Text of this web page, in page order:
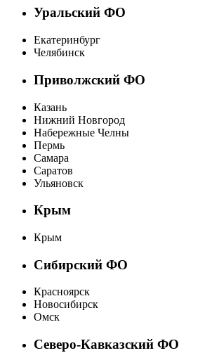
Уральский ФО
Екатеринбург
Челябинск
Приволжский ФО
Казань
Нижний Новгород
Набережные Челны
Пермь
Самара
Саратов
Ульяновск
Крым
Крым
Сибирский ФО
Красноярск
Новосибирск
Омск
Северо-Кавказский ФО